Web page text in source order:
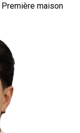
Première maison